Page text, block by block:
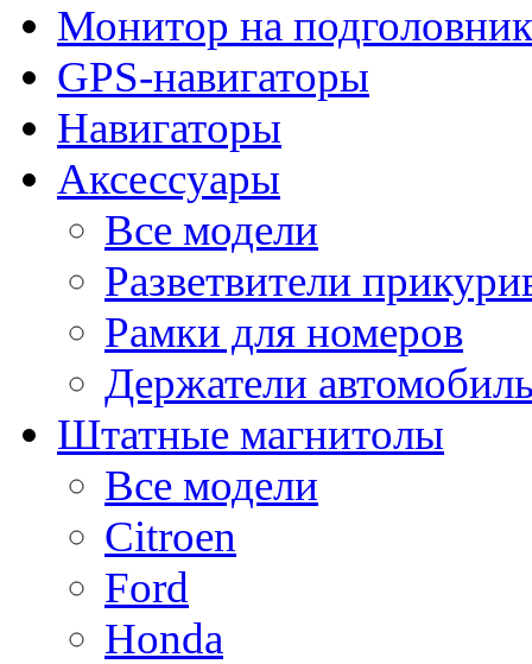
Монитор на подголовник
GPS-навигаторы
Навигаторы
Аксессуары
Все модели
Разветвители
Рамки для номеров
Держатели
Штатные магнитолы
Все модели
Citroen
Ford
Honda